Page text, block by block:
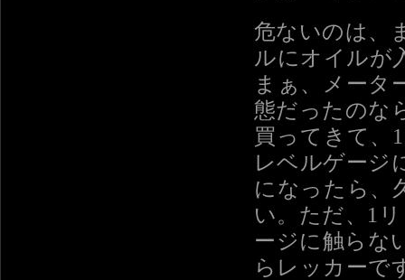
危ないのは、
ルにオイルが
まぁ、メータ
態だったのな
買ってきて、
レベルゲージ
になったら、
い。ただ、1
ージに触らな
らレッカーで